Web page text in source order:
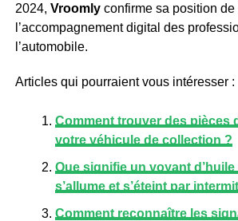
2024, Vroomlyconfirme sa position de
l’accompagnement digital des
l’automobile.
Articles qui pourraient vous intéresser :
Comment trouver des pièces
votre véhicule de collection ?
Que signifie un voyant
s’allume et s’éteint par
Comment reconnaître les